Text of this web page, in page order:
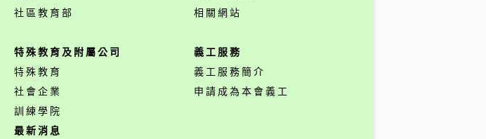
社區教育部
特殊教育及附屬公司
特殊教育
社會企業
訓練學院
最新消息
相關網站
義工服務
義工服務簡介
申請成為本會義工